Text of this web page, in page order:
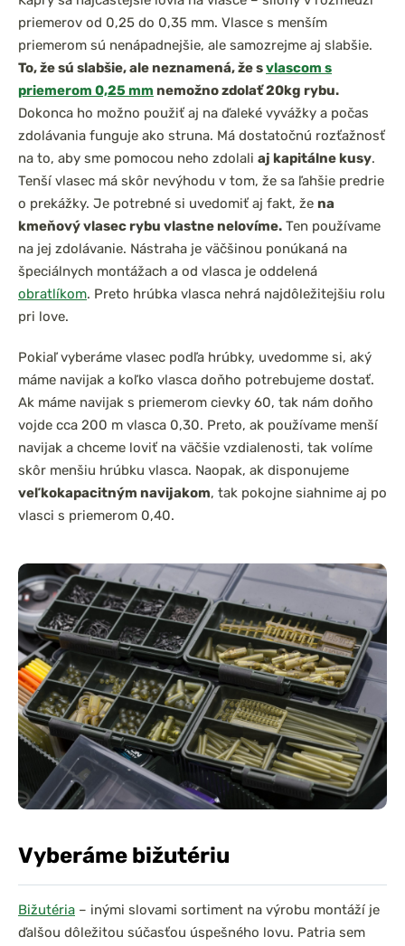
priemerov od 0,25 do 0,35 mm. Vlasce s menším
priemerom sú nenápadnejšie, ale samozrejme aj slabšie.
To, že sú slabšie, ale neznamená, že svlascom s
priemerom 0,25 mm nemožno zdolať 20kg rybu.
Dokonca ho možno použiť aj na ďaleké vyvážky a počas
zdolávania funguje ako struna. Má dostatočnú rozťažnosť
na to, aby sme pomocou neho zdolali aj kapitálne kusy.
Tenší vlasec má skôr nevýhodu v tom, že sa ľahšie predrie
o prekážky. Je potrebné si uvedomiť aj fakt, že na
kmeňový vlasec rybu vlastne nelovíme. Ten používame
na jej zdolávanie. Nástraha je väčšinou ponúkaná na
špeciálnych montážach a od vlasca je oddelená
obratlíkom. Preto hrúbka vlasca nehrá najdôležitejšiu rolu
pri love.
Pokiaľ vyberáme vlasec podľa hrúbky, uvedomme si, aký
máme navijak a koľko vlasca doňho potrebujeme dostať.
Ak máme navijak s priemerom cievky 60, tak nám doňho
vojde cca 200 m vlasca 0,30. Preto, ak používame menší
navijak a chceme loviť na väčšie vzdialenosti, tak volíme
skôr menšiu hrúbku vlasca. Naopak, ak disponujeme
veľkokapacitným navijakom, tak pokojne siahnime aj po
vlasci s priemerom 0,40.
Vyberáme bižutériu
Bižutéria – inými slovami sortiment na výrobu montáží je
ďalšou dôležitou súčasťou úspešného lovu. Patria sem